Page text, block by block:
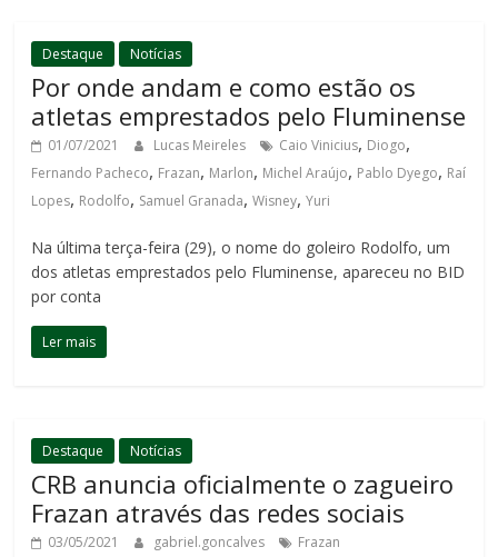
Destaque Notícias
Por onde andam e como estão os
atletas emprestados pelo Fluminense
01/07/2021 Lucas Meireles Caio Vinicius, Diogo,
Fernando Pacheco, Frazan, Marlon, Michel Araújo, Pablo Dyego, Raí
Lopes, Rodolfo, Samuel Granada,Wisney,Yuri
Na última terça-feira (29), o nome do goleiro Rodolfo, um
dos atletas emprestados pelo Fluminense, apareceu no BID
por conta
Ler mais
Destaque Notícias
CRB anuncia oficialmente o zagueiro
Frazan através das redes sociais
03/05/2021 gabriel.goncalves Frazan